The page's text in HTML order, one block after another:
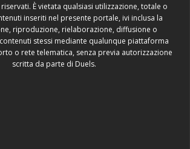
È vietata qualsiasi utilizzazione, totale o
inseriti nel presente portale, ivi inclusa la
riproduzione, rielaborazione, diffusione o
stessi mediante qualunque piattaforma
o rete telematica, senza previa autorizzazione
scritta da parte di Duels.